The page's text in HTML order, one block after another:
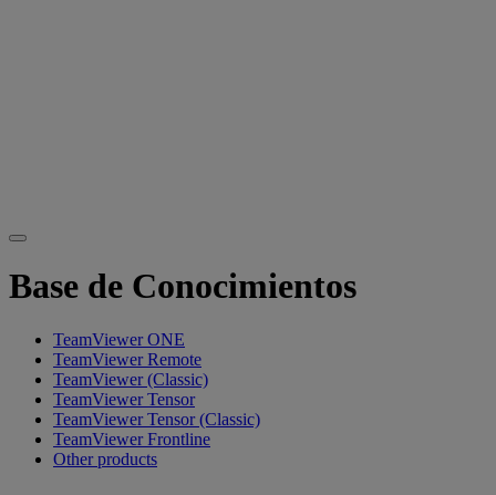
Base de Conocimientos
TeamViewer ONE
TeamViewer Remote
TeamViewer (Classic)
TeamViewer Tensor
TeamViewer Tensor (Classic)
TeamViewer Frontline
Other products